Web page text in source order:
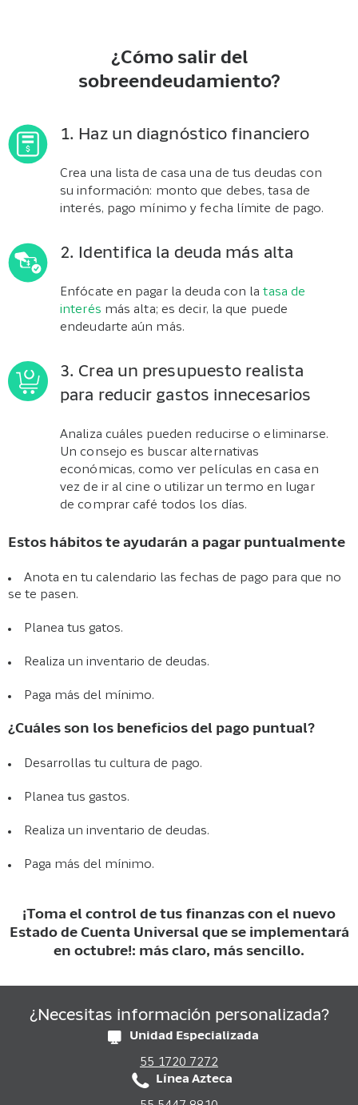
¿Cómo salir del
sobreendeudamiento?
1. Haz un diagnóstico financiero
Crea una lista de casa una de tus deudas con
su información: monto que debes, tasa de
interés, pago mínimo y fecha límite de pago.
2. Identifica la deuda más alta
Enfócate en pagar la deuda con latasa de
interés más alta; es decir, la que puede
endeudarte aún más.
3. Crea un presupuesto realista
para reducir gastos innecesarios
Analiza cuáles pueden reducirse o eliminarse.
Un consejo es buscar alternativas
económicas, como ver películas en casa en
vez de ir al cine o utilizar un termo en lugar
de comprar café todos los días.
Estos hábitos te ayudarán a pagar puntualmente
Anota en tu calendario las fechas de pago para que no
se te pasen.
Planea tus gatos.
Realiza un inventario de deudas.
Paga más del mínimo.
¿Cuáles son los beneficios del pago puntual?
Desarrollas tu cultura de pago.
Planea tus gastos.
Realiza un inventario de deudas.
Paga más del mínimo.
¡Toma el control de tus finanzas con el nuevo
Estado de Cuenta Universal que se implementará
en octubre!: más claro, más sencillo.
¿Necesitas información personalizada?
Unidad Especializada
55 1720 7272
Línea Azteca